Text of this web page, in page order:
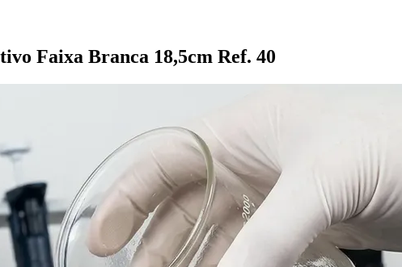
Faixa Branca 18,5cm Ref. 40